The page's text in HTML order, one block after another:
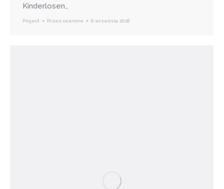
Kinderlosen…
Project Przez oserone 6 września 2018